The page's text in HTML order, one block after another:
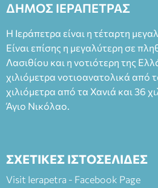
Φεδερίκο. Σκηνοθεσία: Βαγγέλης
άνω των 65 Προπώληση:
Πλαστήρα), E&G Mini market
και στο more.com Χώρος: 3ο
(Είσοδος ΕΠΑ.Λ.) Έναρξη 21:15
ΘΕΑΤΡΙΚΕΣ ΠΑΡΑΓΩΓΕΣ ΕΕ
ΔΗΜΟΣ ΙΕΡΑΠΕΤΡΑΣ
Η Ιεράπετρα είναι η τέταρτη
Είναι επίσης η μεγαλύτερη σε
Λασιθίου και η νοτιότερη της
χιλιόμετρα νοτιοανατολικά από
χιλιόμετρα από τα Χανιά και 36
Άγιο Νικόλαο.
ΣΧΕΤΙΚΕΣ ΙΣΤΟΣΕΛΙΔΕΣ
Visit Ierapetra - Facebook Page